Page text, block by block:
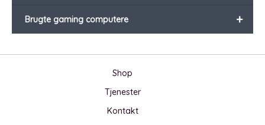
+
Brugte gaming computere
Shop
Tjenester
Kontakt